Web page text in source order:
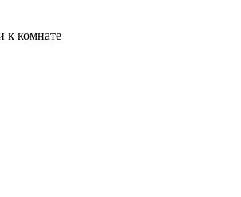
к комнате